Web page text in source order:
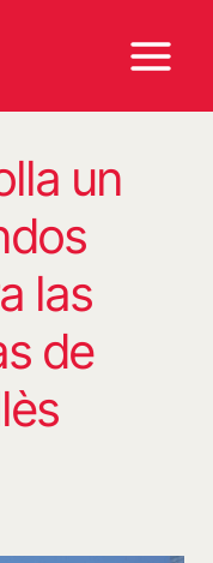
un
las
de